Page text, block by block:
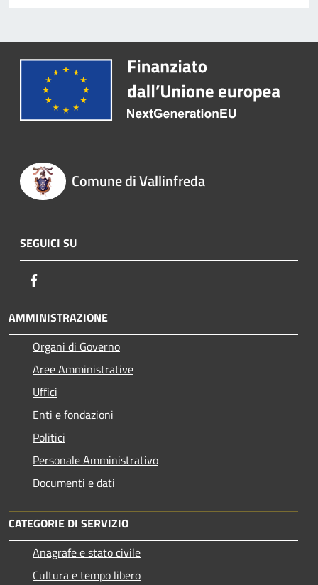
Comune di Vallinfreda
SEGUICI SU
AMMINISTRAZIONE
Organi di Governo
Aree Amministrative
Uffici
Enti e fondazioni
Politici
Personale Amministrativo
Documenti e dati
CATEGORIE DI SERVIZIO
Anagrafe e stato civile
Cultura e tempo libero